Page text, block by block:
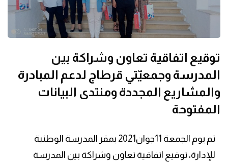
توقيع اتفاقية تعاون وشراكة بين
المدرسة وجمعيّتي قرطاج لدعم المبادرة
والمشاريع المجددة ومنتدى البيانات
المفتوحة
تم يوم الجمعة 11جوان2021 بمقر المدرسة الوطنية
للإدارة، توقيع اتفاقية تعاون وشراكة بين المدرسة